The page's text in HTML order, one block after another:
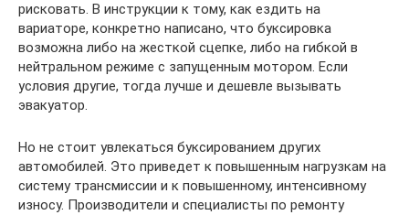
рисковать. В инструкции к тому, как ездить на
вариаторе, конкретно написано, что буксировка
возможна либо на жесткой сцепке, либо на гибкой в
нейтральном режиме с запущенным мотором. Если
условия другие, тогда лучше и дешевле вызывать
эвакуатор.
Но не стоит увлекаться буксированием других
автомобилей. Это приведет к повышенным нагрузкам на
систему трансмиссии и к повышенному, интенсивному
износу. Производители и специалисты по ремонту